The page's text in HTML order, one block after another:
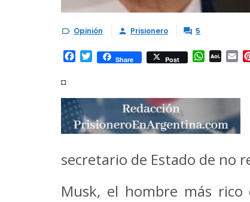
 Opinión  Prisionero  5
Facebook
TwitterShare Post
AOL
◘
secretario de Estado de no
Musk, el hombre más